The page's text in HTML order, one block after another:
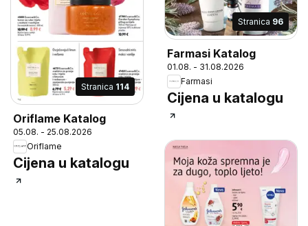
Stranica 114
Oriflame Katalog
05.08. - 25.08.2026
Oriflame
Cijena u katalogu
Stranica 96
Farmasi Katalog
01.08. - 31.08.2026
Farmasi
Cijena u katalogu